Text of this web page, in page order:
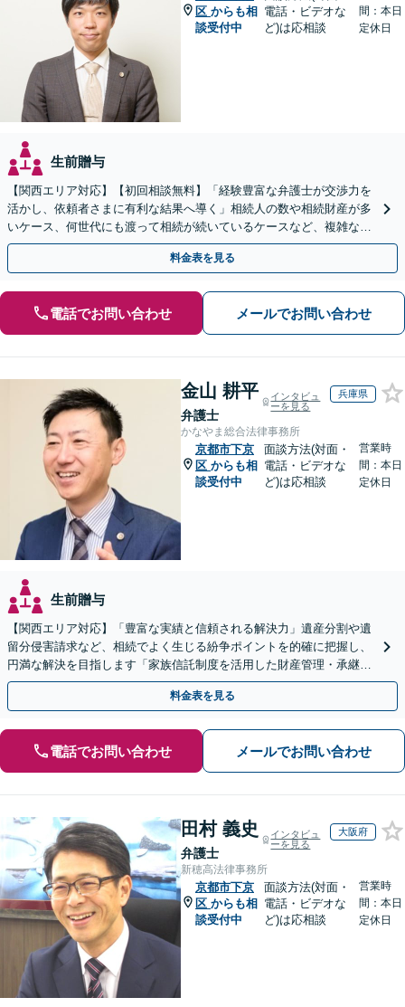
区 からも相
談受付中
電話・ビデオな
ど)は応相談
間：本日
定休日
生前贈与
【関西エリア対応】【初回相談無料】「経験豊富な弁護士が交渉力を
活かし、依頼者さまに有利な結果へ導く」相続人の数や相続財産が多
いケース、何世代にも渡って相続が続いているケースなど、複雑な事
案でも対応！協議、調停、審判どのフェーズからも相談可
料金表を見る
電話でお問い合わせ メールでお問い合わせ
金山 耕平
弁護士
インタビュ
ーを見る
兵庫県
かなやま総合法律事務所
京都市下京
区 からも相
談受付中
面談方法(対面・
電話・ビデオな
ど)は応相談
営業時
間：本日
定休日
生前贈与
【関西エリア対応】「豊富な実績と信頼される解決力」遺産分割や遺
留分侵害請求など、相続でよく生じる紛争ポイントを的確に把握し、
円満な解決を目指します「家族信託制度を活用した財産管理・承継プ
ランのご提案」「次世代へ想いを託す円滑な事業承継」
料金表を見る
電話でお問い合わせ メールでお問い合わせ
田村 義史
弁護士
インタビュ
ーを見る
大阪府
新穂高法律事務所
京都市下京
区 からも相
談受付中
面談方法(対面・
電話・ビデオな
ど)は応相談
営業時
間：本日
定休日